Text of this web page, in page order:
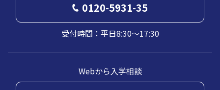
0120-5931-35
受付時間：平日8:30～17:30
Webから入学相談